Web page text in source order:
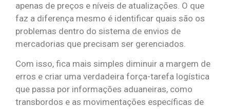
apenas de preços e níveis de atualizações. O que
faz a diferença mesmo é identificar quais são os
problemas dentro do sistema de envios de
mercadorias que precisam ser gerenciados.
Com isso, fica mais simples diminuir a margem de
erros e criar uma verdadeira força-tarefa logística
que passa por informações aduaneiras, como
transbordos e as movimentações específicas de